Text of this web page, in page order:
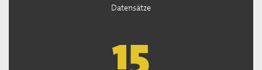
Datensätze
15